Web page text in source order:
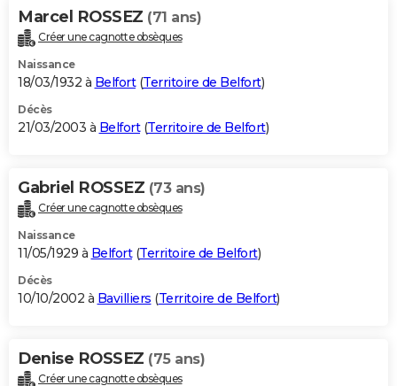
Marcel ROSSEZ (71 ans)
Créer une cagnotte obsèques
Naissance
18/03/1932 à Belfort(Territoire de Belfort)
Décès
21/03/2003 à Belfort(Territoire de Belfort)
Gabriel ROSSEZ (73 ans)
Créer une cagnotte obsèques
Naissance
11/05/1929 à Belfort(Territoire de Belfort)
Décès
10/10/2002 à Bavilliers (Territoire de Belfort)
Denise ROSSEZ (75 ans)
Créer une cagnotte obsèques